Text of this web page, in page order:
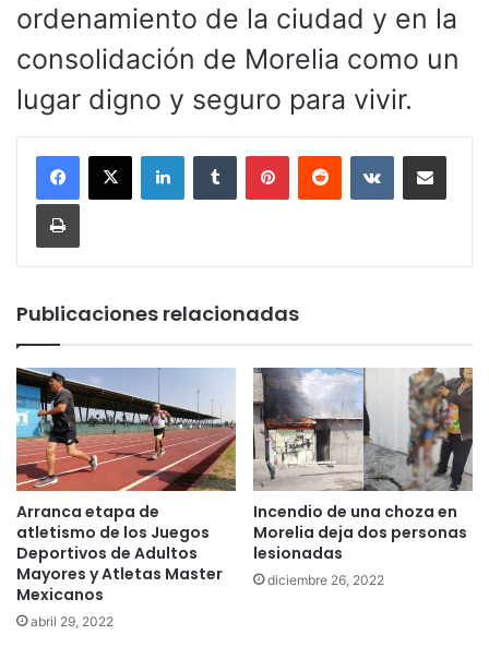
ordenamiento de la ciudad y en la
consolidación de Morelia como un
lugar digno y seguro para vivir.
LinkedInTumblr PinterestReddit VKontakteCompartir por
Imprimir
Publicaciones relacionadas
Arranca etapa de
atletismo de los Juegos
Deportivos de Adultos
Mayores y Atletas Master
Mexicanos
abril 29, 2022
Incendio de una choza en
Morelia deja dos personas
lesionadas
diciembre 26, 2022